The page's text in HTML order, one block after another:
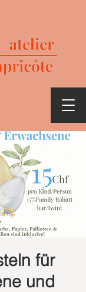
für
und